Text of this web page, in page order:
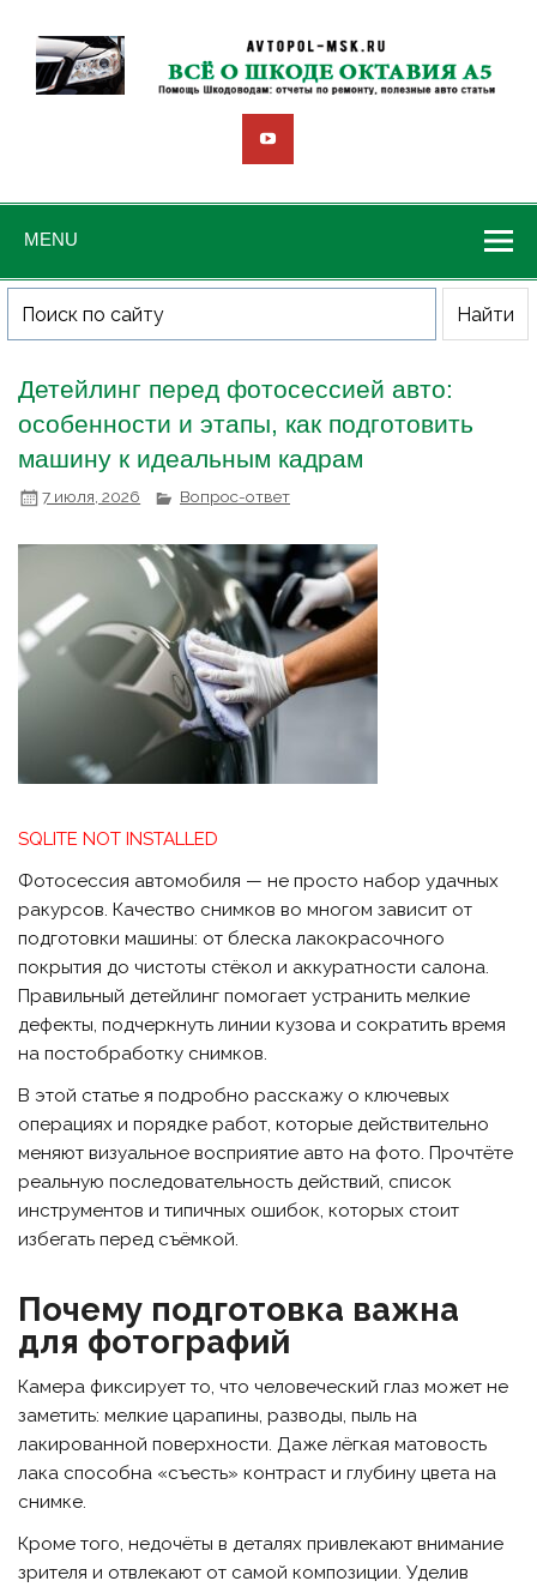
MENU
Детейлинг перед фотосессией авто:
особенности и этапы, как подготовить
машину к идеальным кадрам
7 июля, 2026 Вопрос-ответ
SQLITE NOT INSTALLED
Фотосессия автомобиля — не просто набор удачных
ракурсов. Качество снимков во многом зависит от
подготовки машины: от блеска лакокрасочного
покрытия до чистоты стёкол и аккуратности салона.
Правильный детейлинг помогает устранить мелкие
дефекты, подчеркнуть линии кузова и сократить время
на постобработку снимков.
В этой статье я подробно расскажу о ключевых
операциях и порядке работ, которые действительно
меняют визуальное восприятие авто на фото. Прочтёте
реальную последовательность действий, список
инструментов и типичных ошибок, которых стоит
избегать перед съёмкой.
Почему подготовка важна
для фотографий
Камера фиксирует то, что человеческий глаз может не
заметить: мелкие царапины, разводы, пыль на
лакированной поверхности. Даже лёгкая матовость
лака способна «съесть» контраст и глубину цвета на
снимке.
Кроме того, недочёты в деталях привлекают внимание
зрителя и отвлекают от самой композиции. Уделив